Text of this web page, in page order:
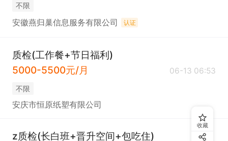
不限
安徽燕归巢信息服务有限公司 认证
质检(工作餐+节日福利)
5000-5500元/月
06-13 06:53
不限
安庆市恒原纸塑有限公司
z质检(长白班+晋升空间+包吃住)
收藏